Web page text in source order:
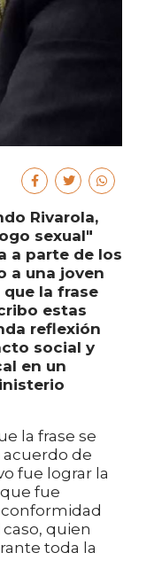
Rivarola,
sexual"
a parte de los
a una joven
la frase
estas
reflexión
social y
en un
la frase se
de
fue lograr la
fue
quien
toda la